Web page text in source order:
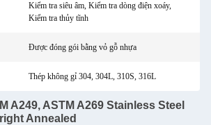
Kiểm tra siêu âm, Kiểm tra dòng điện xoáy,
Kiểm tra thủy tĩnh
Được đóng gói bằng vỏ gỗ nhựa
Thép không gỉ 304, 304L, 310S, 316L
A249, ASTM A269 Stainless Steel
Annealed